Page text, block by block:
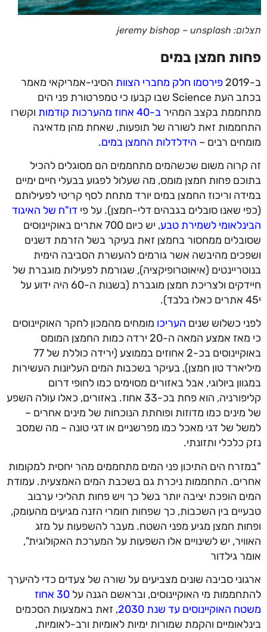
תצלום: jeremy bishop – unsplash
פחות חמצן במים
ב-2019 פירסמו חלק מחברי הצוותהסיני-אמריקאי מאמר
בכתב העת Science שבו קבעו כי טמפרטורת פני הים
מתחממת בקצב המהירב-40 אחוז מהערכות קודמות
וקשרו
התחממות זאת לשורה של תופעות, שאחת מהן מדאיגה
מומחים רבים –הידלדלות החמצן במים.
זה קרוה משום שכשהמים מתחממים הם מסוגלים להכיל
בתוכם פחות חמצן מומס, מה שעלול לפגוע בבעלי חיים ימיים
במידה וריכוז החמצן במים יורד מתחת לסף קריטי לפעילותם
(כפי שאנו סובלים בגבהים דלי-חמצן). על פידו"ח של האיגוד
הבינלאומי לשמירת טבע
, יש כיום 700 אתרים באוקיינוסים
שסובלים ממחסור בחמצן זאת בעיקר בשל הזרמת דשנים
ושפכים מהיבשה אשר גורמים להעשרת הסביבה הימית
בנוטריינטים (איאוטרופיקציה), שגורמת לפעילות מוגברת של
חיידקים ולצריכת חמצן מוגברת (בשנות ה-60 היה ידוע על
לפני כשלוש שניםהעריכומומחים מהמכון לחקר האוקיינוסים
כי מאז אמצע המאה ה-20 ירדה כמות החמצן המומס
באוקיינוסים בכ-2 אחוזים בממוצע (ירידה כוללת של 77
מיליארד טון חמצן), בעיקר בשכבות המים העליונות העשירות
במגוון ביולוגי, אבל באזורים מסוימים כמו לחופי דרום
קליפורניה, הוא פחת בכ-33 אחוז. באזורים, כאלו עולה השפע
של מינים כמו מדוזות ופוחתת הנוכחות של מינים אחרים –
למשל של דגי מאכל כמו מפרשניים או דגי טונה – מה שמסב
נזק כלכלי ותזונתי.
"במזרח הים התיכון פני המים מתחממים מהר יחסית למקומות
אחרים. התחממות ניכרת גם בשכבת המים האמצעית. עמודת
המים הופכת יציבה יותר בשל כך ויש פחות תהליכי ערבוב
טבעיים בין השכבות, כך שפחות חומרי הזנה מגיעים מהעומק,
ופחות חמצן מגיע מפני השטח. מעבר להשפעות על מזג
האוויר, יש לשינויים אלו השפעות על המערכת האקולוגית",
אומר גילדור
ארגוני סביבה שונים מצביעים על שורה של צעדים כדי להיערך
להתחממות מי האוקיינוסים, ובראשם הגנה על
30 אחוז
משטח האוקיינוסים עד שנת 2030
, זאת באמצעות הסכמים
בינלאומיים והקמת שמורות ימיות לאומיות ורב-לאומיות,